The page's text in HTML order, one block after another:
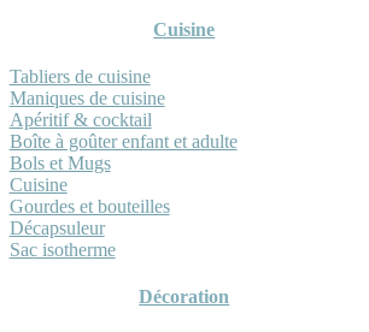
Cuisine
Tabliers de cuisine
Maniques de cuisine
Apéritif & cocktail
Boîte à goûter enfant et adulte
Bols et Mugs
Cuisine
Gourdes et bouteilles
Décapsuleur
Sac isotherme
Décoration